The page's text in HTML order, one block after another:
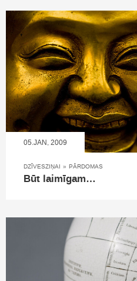
05.JAN, 2009
DZĪVESZIŅAI » PĀRDOMAS
Būt laimīgam…